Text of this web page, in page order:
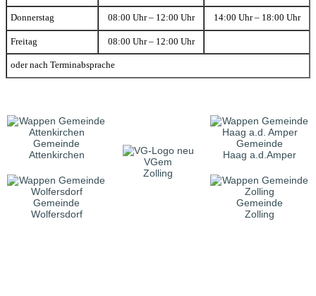
Donnerstag 08:00 Uhr – 12:00 Uhr 14:00 Uhr – 18:00 Uhr
Freitag 08:00 Uhr – 12:00 Uhr
oder nach Terminabsprache
Gemeinde
Attenkirchen
VGem
Zolling
Gemeinde
Haag a.d.Amper
Gemeinde
Wolfersdorf
Gemeinde
Zolling